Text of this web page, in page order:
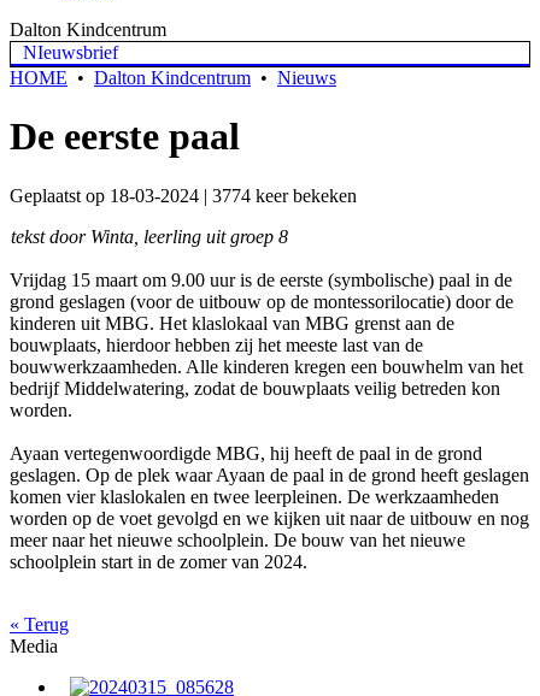
Dalton Kindcentrum
NIeuwsbrief
HOME • Dalton Kindcentrum • Nieuws
De eerste paal
Geplaatst op 18-03-2024 | 3774 keer bekeken
tekst door Winta, leerling uit groep 8
Vrijdag 15 maart om 9.00 uur is de eerste (symbolische) paal in de
grond geslagen (voor de uitbouw op de montessorilocatie) door de
kinderen uit MBG. Het klaslokaal van MBG grenst aan de
bouwplaats, hierdoor hebben zij het meeste last van de
bouwwerkzaamheden. Alle kinderen kregen een bouwhelm van het
bedrijf Middelwatering, zodat de bouwplaats veilig betreden kon
worden.
Ayaan vertegenwoordigde MBG, hij heeft de paal in de grond
geslagen. Op de plek waar Ayaan de paal in de grond heeft geslagen
komen vier klaslokalen en twee leerpleinen. De werkzaamheden
worden op de voet gevolgd en we kijken uit naar de uitbouw en nog
meer naar het nieuwe schoolplein. De bouw van het nieuwe
schoolplein start in de zomer van 2024.
« Terug
Media